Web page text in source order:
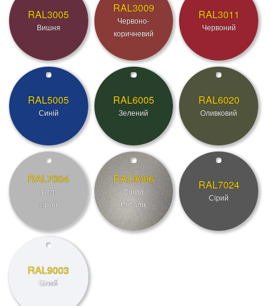
RAL3005
Вишня
RAL3009
Червоно-
коричневий
RAL3011
Червоний
RAL5005
Синій
RAL6005
Зелений
RAL6020
Оливковий
RAL7004
Світло-
сірий
RAL9006
Сірий
металік
RAL7024
Сірий
RAL9003
Білий